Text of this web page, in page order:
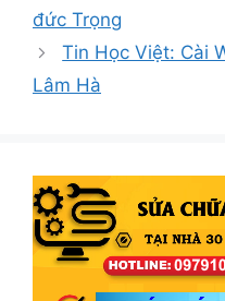
đức Trọng
Tin Học Việt: Cài
Lâm Hà